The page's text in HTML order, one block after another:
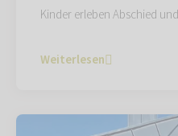
Kinder erleben Abschied
Weiterlesen